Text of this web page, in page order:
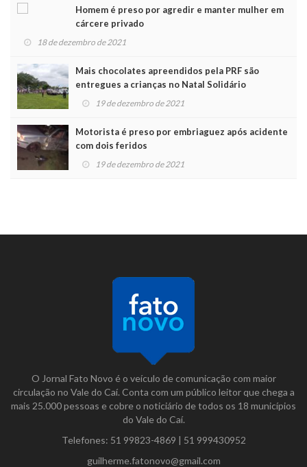
Homem é preso por agredir e manter mulher em
cárcere privado
18 de dezembro de 2021
Mais chocolates apreendidos pela PRF são
entregues a crianças no Natal Solidário
19 de dezembro de 2021
Motorista é preso por embriaguez após acidente
com dois feridos
19 de dezembro de 2021
O Jornal Fato Novo é o veículo de comunicação com maior
circulação no Vale do Caí. Conta com um público leitor que chega a
mais 25.000 pessoas e cobre o noticiário de todos os 18 municípios
do Vale do Caí.
Telefones: 51 99823-4869 | 51 999430952
guilherme.fatonovo@gmail.com